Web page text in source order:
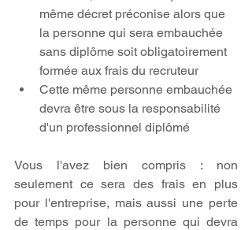
même décret préconise alors que
la personne qui sera embauchée
sans diplôme soit obligatoirement
formée aux frais du recruteur
Cette même personne embauchée
devra être sous la responsabilité
d'un professionnel diplômé
Vous l'avez bien compris : non
seulement ce sera des frais en plus
pour l'entreprise, mais aussi une perte
de temps pour la personne qui devra